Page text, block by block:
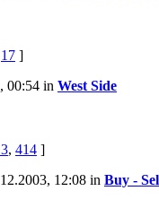
17 ]
00:54 in West Side
, 414 ]
12:08 in Buy -